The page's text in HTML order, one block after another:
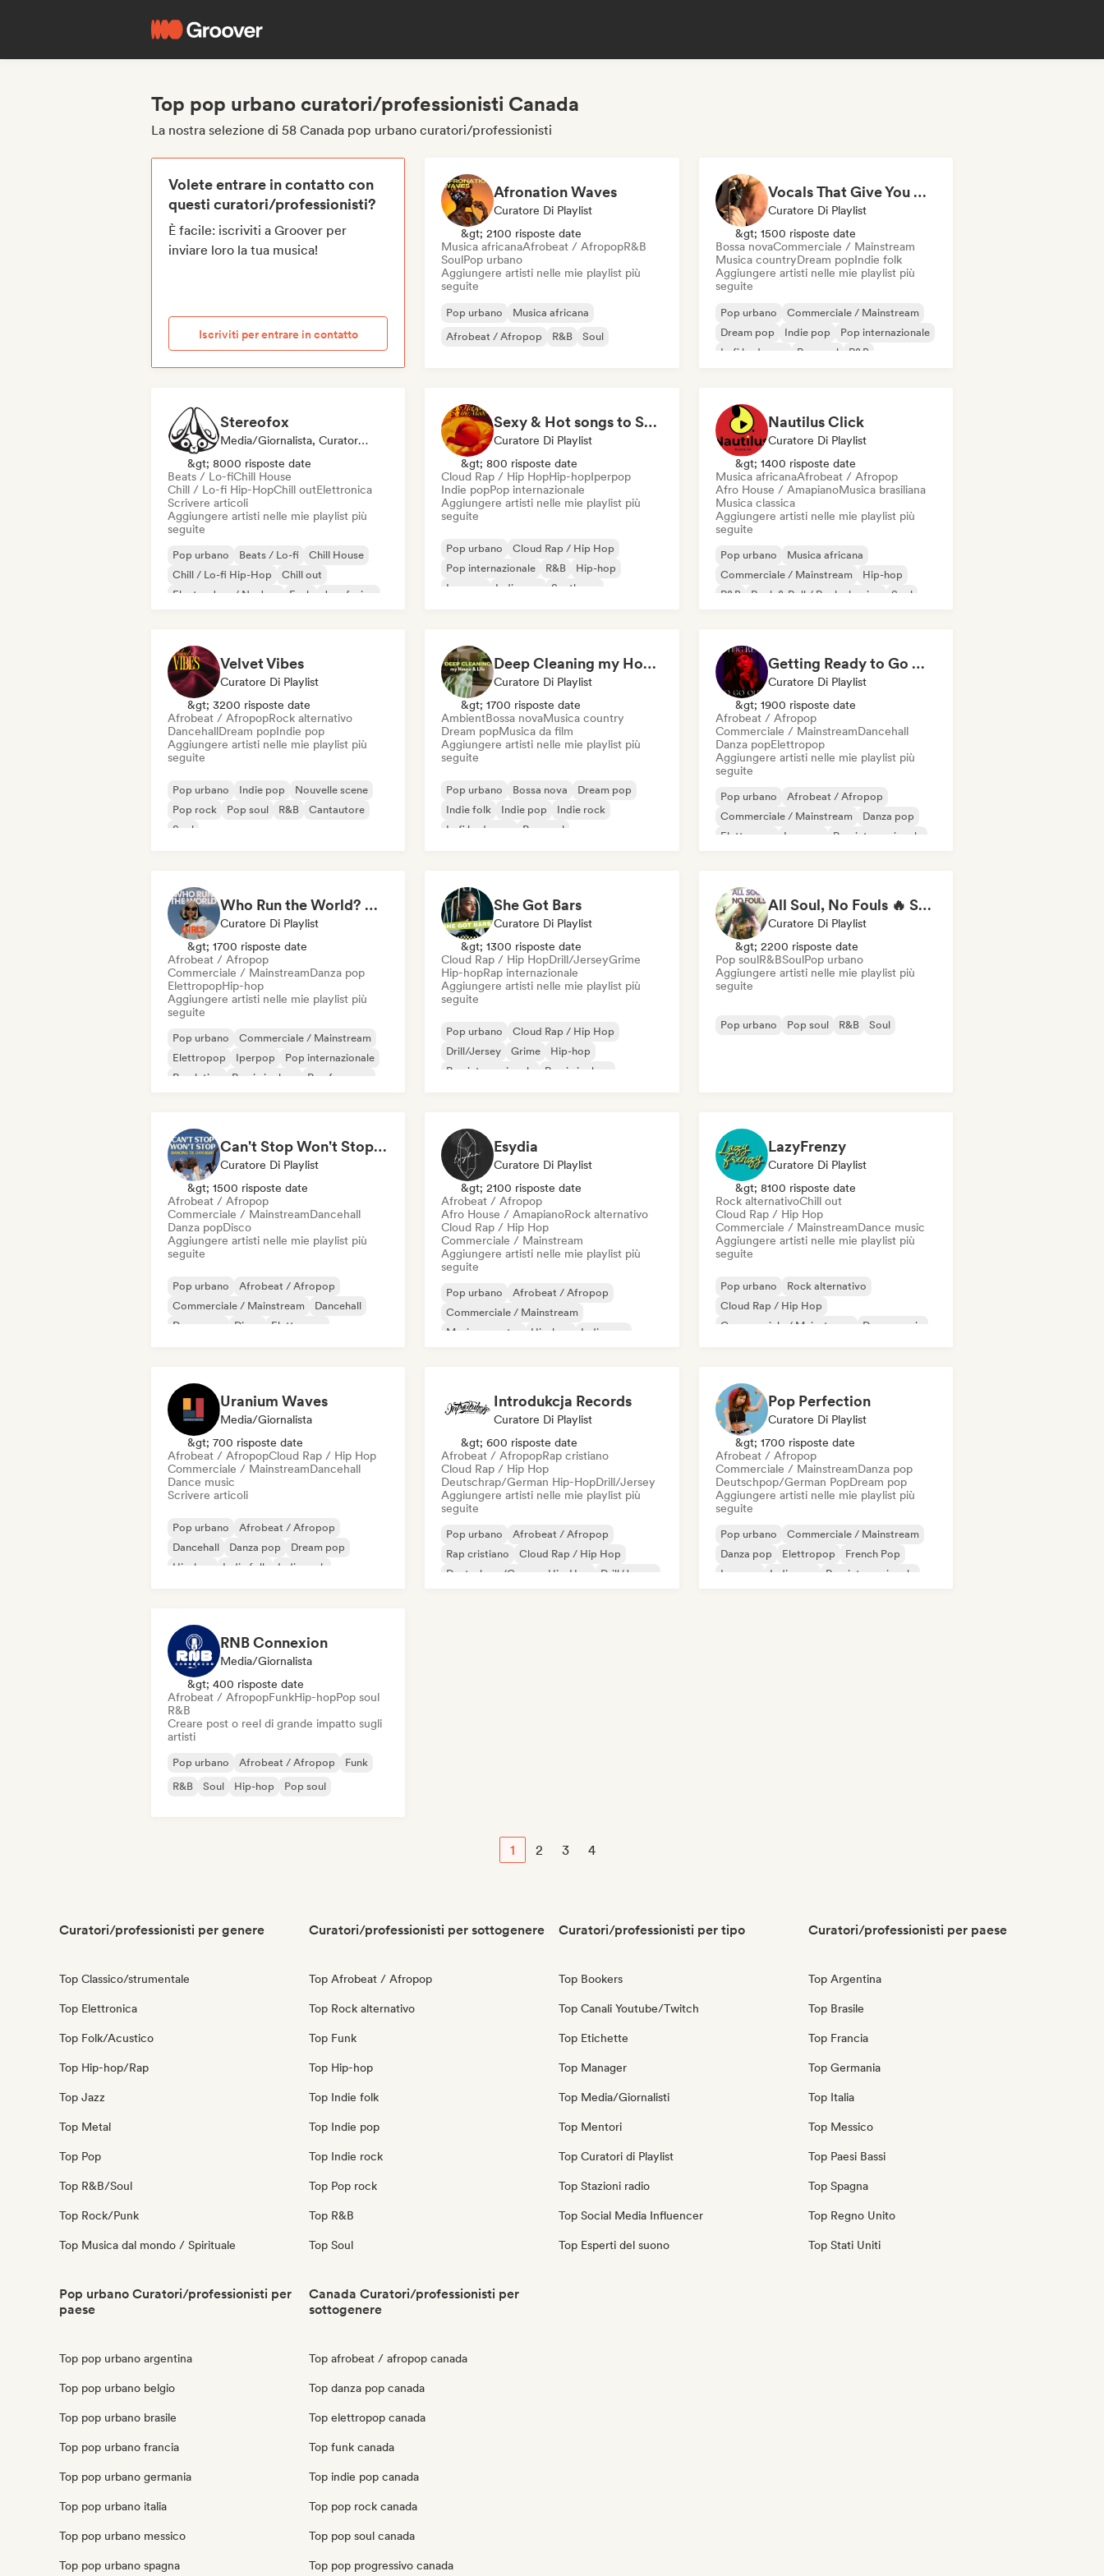
Top pop urbano curatori/professionisti Canada
La nostra selezione di 58 Canada pop urbano curatori/professionisti
Volete entrare in contatto con
questi curatori/professionisti?
È facile: iscriviti a Groover per
inviare loro la tua musica!
Iscriviti per entrare in contatto
Afronation Waves
Curatore Di Playlist
&gt; 2100 risposte date
Musica africanaAfrobeat / AfropopR&B
SoulPop urbano
Aggiungere artisti nelle mie playlist più
seguite
Pop urbano
Musica africana
Afrobeat / Afropop
R&B Soul
Vocals That Give You Chills
Curatore Di Playlist
&gt; 1500 risposte date
Bossa novaCommerciale / Mainstream
Musica countryDream popIndie folk
Aggiungere artisti nelle mie playlist più
seguite
Pop urbano
Commerciale / Mainstream
Dream pop
Indie pop
Pop internazionale
Lofi bedroom
Pop soul R&B
Stereofox
Media/Giornalista, Curatore Di Playlist
&gt; 8000 risposte date
Beats / Lo-fiChill House
Chill / Lo-fi Hip-HopChill outElettronica
Scrivere articoli
Aggiungere artisti nelle mie playlist più
seguite
Pop urbano Beats / Lo-fi
Chill House
Chill / Lo-fi Hip-Hop
Chill out
Electro Jazz / Nu Jazz
Funk Jazz fusion
Sexy & Hot songs to Set the Mood 🥀 🥵
Curatore Di Playlist
&gt; 800 risposte date
Cloud Rap / Hip HopHip-hopIperpop
Indie popPop internazionale
Aggiungere artisti nelle mie playlist più
seguite
Pop urbano
Cloud Rap / Hip Hop
Pop internazionale
R&B
Hip-hop
Iperpop
Indie pop Synthpop
Nautilus Click
Curatore Di Playlist
&gt; 1400 risposte date
Musica africanaAfrobeat / Afropop
Afro House / AmapianoMusica brasiliana
Musica classica
Aggiungere artisti nelle mie playlist più
seguite
Pop urbano
Musica africana
Commerciale / Mainstream
Hip-hop
R&B
Rock & Roll / Rock classico
Soul
Velvet Vibes
Curatore Di Playlist
&gt; 3200 risposte date
Afrobeat / AfropopRock alternativo
DancehallDream popIndie pop
Aggiungere artisti nelle mie playlist più
seguite
Pop urbano Indie pop
Nouvelle scene
Pop rock
Pop soul R&B
Cantautore
Soul
Deep Cleaning my House and Life 🫧 Bedroom Pop & Indie Pop
Curatore Di Playlist
&gt; 1700 risposte date
AmbientBossa novaMusica country
Dream popMusica da film
Aggiungere artisti nelle mie playlist più
seguite
Pop urbano Bossa nova
Dream pop
Indie folk
Indie pop
Indie rock
Lofi bedroom
Pop soul
Getting Ready to Go Out 🍒💋
Curatore Di Playlist
&gt; 1900 risposte date
Afrobeat / Afropop
Commerciale / MainstreamDancehall
Danza popElettropop
Aggiungere artisti nelle mie playlist più
seguite
Pop urbano
Afrobeat / Afropop
Commerciale / Mainstream
Danza pop
Elettropop
Iperpop
Pop internazionale
Who Run the World? Girls! 🔥 Female Empowerment Pop & Girl-Power Anthems
Curatore Di Playlist
&gt; 1700 risposte date
Afrobeat / Afropop
Commerciale / MainstreamDanza pop
ElettropopHip-hop
Aggiungere artisti nelle mie playlist più
seguite
Pop urbano
Commerciale / Mainstream
Elettropop
Iperpop
Pop internazionale
Pop latino
Rap in inglese Rap francese
She Got Bars
Curatore Di Playlist
&gt; 1300 risposte date
Cloud Rap / Hip HopDrill/JerseyGrime
Hip-hopRap internazionale
Aggiungere artisti nelle mie playlist più
seguite
Pop urbano
Cloud Rap / Hip Hop
Drill/Jersey
Grime
Hip-hop
Rap internazionale
Rap in inglese
All Soul, No Fouls 🔥 Smooth Contemporary R&B & Neo Soul
Curatore Di Playlist
&gt; 2200 risposte date
Pop soulR&BSoulPop urbano
Aggiungere artisti nelle mie playlist più
seguite
Pop urbano Pop soul R&B Soul
Can't Stop Won't Stop 🪩 Electropop, Dance-Pop & Nu Disco
Curatore Di Playlist
&gt; 1500 risposte date
Afrobeat / Afropop
Commerciale / MainstreamDancehall
Danza popDisco
Aggiungere artisti nelle mie playlist più
seguite
Pop urbano
Afrobeat / Afropop
Commerciale / Mainstream
Dancehall
Danza pop
Disco
Elettropop
Esydia
Curatore Di Playlist
&gt; 2100 risposte date
Afrobeat / Afropop
Afro House / AmapianoRock alternativo
Cloud Rap / Hip Hop
Commerciale / Mainstream
Aggiungere artisti nelle mie playlist più
seguite
Pop urbano
Afrobeat / Afropop
Commerciale / Mainstream
Musica country
Hip-hop
Indie pop
LazyFrenzy
Curatore Di Playlist
&gt; 8100 risposte date
Rock alternativoChill out
Cloud Rap / Hip Hop
Commerciale / MainstreamDance music
Aggiungere artisti nelle mie playlist più
seguite
Pop urbano
Rock alternativo
Cloud Rap / Hip Hop
Commerciale / Mainstream
Dance music
Uranium Waves
Media/Giornalista
&gt; 700 risposte date
Afrobeat / AfropopCloud Rap / Hip Hop
Commerciale / MainstreamDancehall
Dance music
Scrivere articoli
Pop urbano
Afrobeat / Afropop
Dancehall
Danza pop
Dream pop
Hip-hop
Indie folk Indie rock
Introdukcja Records
Curatore Di Playlist
&gt; 600 risposte date
Afrobeat / AfropopRap cristiano
Cloud Rap / Hip Hop
Deutschrap/German Hip-HopDrill/Jersey
Aggiungere artisti nelle mie playlist più
seguite
Pop urbano
Afrobeat / Afropop
Rap cristiano
Cloud Rap / Hip Hop
Deutschrap/German Hip-Hop
Drill/Jersey
Pop Perfection
Curatore Di Playlist
&gt; 1700 risposte date
Afrobeat / Afropop
Commerciale / MainstreamDanza pop
Deutschpop/German PopDream pop
Aggiungere artisti nelle mie playlist più
seguite
Pop urbano
Commerciale / Mainstream
Danza pop
Elettropop
French Pop
Iperpop
Indie pop Pop internazionale
RNB Connexion
Media/Giornalista
&gt; 400 risposte date
Afrobeat / AfropopFunkHip-hopPop soul
R&B
Creare post o reel di grande impatto sugli
artisti
Pop urbano Afrobeat / Afropop
Funk
R&B
Soul Hip-hop Pop soul
1 2 3 4
Curatori/professionisti per genere
Top Classico/strumentale
Top Elettronica
Top Folk/Acustico
Top Hip-hop/Rap
Top Jazz
Top Metal
Top Pop
Top R&B/Soul
Top Rock/Punk
Top Musica dal mondo / Spirituale
Curatori/professionisti per sottogenere
Top Afrobeat / Afropop
Top Rock alternativo
Top Funk
Top Hip-hop
Top Indie folk
Top Indie pop
Top Indie rock
Top Pop rock
Top R&B
Top Soul
Curatori/professionisti per tipo
Top Bookers
Top Canali Youtube/Twitch
Top Etichette
Top Manager
Top Media/Giornalisti
Top Mentori
Top Curatori di Playlist
Top Stazioni radio
Top Social Media Influencer
Top Esperti del suono
Curatori/professionisti per paese
Top Argentina
Top Brasile
Top Francia
Top Germania
Top Italia
Top Messico
Top Paesi Bassi
Top Spagna
Top Regno Unito
Top Stati Uniti
Pop urbano Curatori/professionisti per
paese
Top pop urbano argentina
Top pop urbano belgio
Top pop urbano brasile
Top pop urbano francia
Top pop urbano germania
Top pop urbano italia
Top pop urbano messico
Top pop urbano spagna
Canada Curatori/professionisti per
sottogenere
Top afrobeat / afropop canada
Top danza pop canada
Top elettropop canada
Top funk canada
Top indie pop canada
Top pop rock canada
Top pop soul canada
Top pop progressivo canada